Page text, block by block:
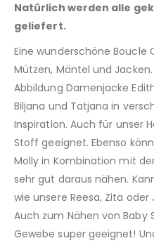
Natürlich werden alle
geliefert.
Eine wunderschöne Boucle
Mützen, Mäntel und
Abbildung Damenjacke
Biljana und Tatjana in
Inspiration. Auch für unser
Stoff geeignet. Ebenso
Molly in Kombination mit
sehr gut daraus nähen.
wie unsere Reesa, Zita
Auch zum Nähen von Baby
Gewebe super geeignet!